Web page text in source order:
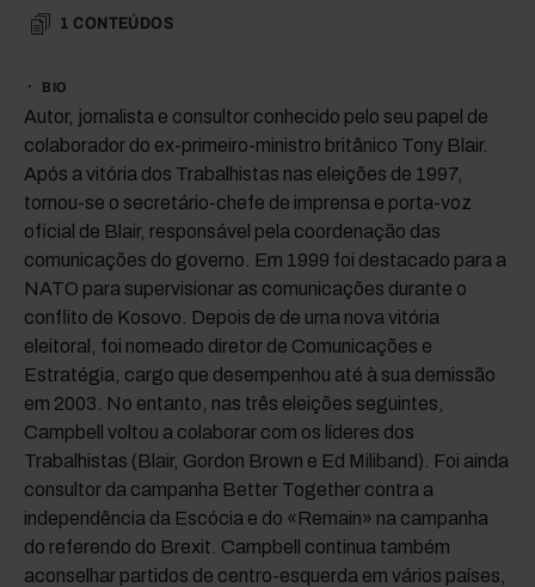
1 CONTEÚDOS
BIO
Autor, jornalista e consultor conhecido pelo seu papel de
colaborador do ex-primeiro-ministro britânico Tony Blair.
Após a vitória dos Trabalhistas nas eleições de 1997,
tornou-se o secretário-chefe de imprensa e porta-voz
oficial de Blair, responsável pela coordenação das
comunicações do governo. Em 1999 foi destacado para a
NATO para supervisionar as comunicações durante o
conflito de Kosovo. Depois de de uma nova vitória
eleitoral, foi nomeado diretor de Comunicações e
Estratégia, cargo que desempenhou até à sua demissão
em 2003. No entanto, nas três eleições seguintes,
Campbell voltou a colaborar com os líderes dos
Trabalhistas (Blair, Gordon Brown e Ed Miliband). Foi ainda
consultor da campanha Better Together contra a
independência da Escócia e do «Remain» na campanha
do referendo do Brexit. Campbell continua também
aconselhar partidos de centro-esquerda em vários países,